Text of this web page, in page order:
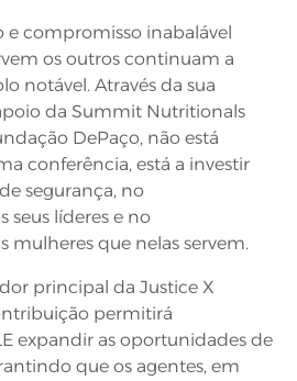
e compromisso inabalável
os outros continuam a
notável. Através da sua
da Summit Nutritionals
DePaço, não está
conferência, está a investir
segurança, no
seus líderes e no
que nelas servem.
principal da Justice X
permitirá
expandir as oportunidades de
que os agentes, em